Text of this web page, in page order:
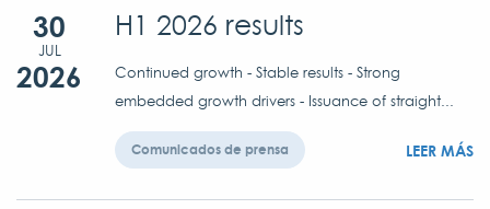
30
JUL
2026
H1 2026 results
Continued growth - Stable results - Strong
embedded growth drivers - Issuance of straight...
Comunicados de prensa LEER MÁS